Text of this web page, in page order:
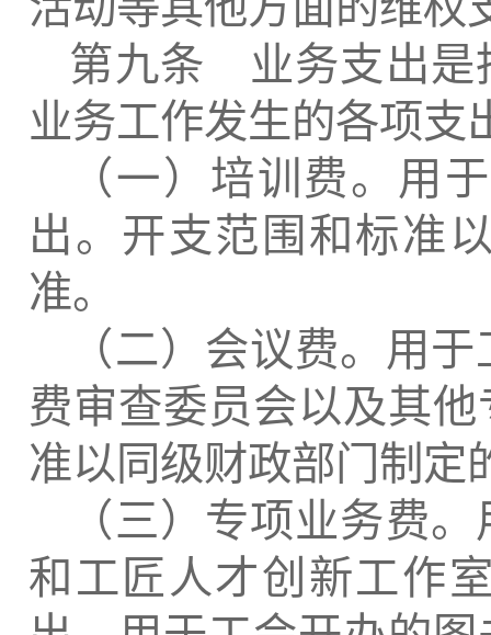
第九条 业务支出是
业务工作发生的各项支
（一）培训费。用
出。开支范围和标准
准。
（二）会议费。用
费审查委员会以及其
准以同级财政部门制定
（三）专项业务费
和工匠人才创新工作